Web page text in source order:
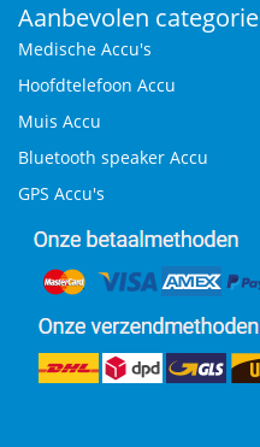
Aanbevolen categorie
Medische Accu's
Hoofdtelefoon Accu
Muis Accu
Bluetooth speaker Accu
GPS Accu's